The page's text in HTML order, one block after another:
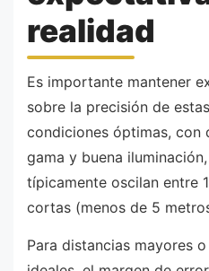
realidad
Es importante mantener
sobre la precisión de
condiciones óptimas, con
gama y buena
típicamente oscilan entre
cortas (menos de 5
Para distancias mayores